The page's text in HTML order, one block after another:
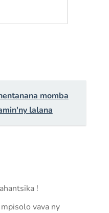
momba
lalana
!
vava ny